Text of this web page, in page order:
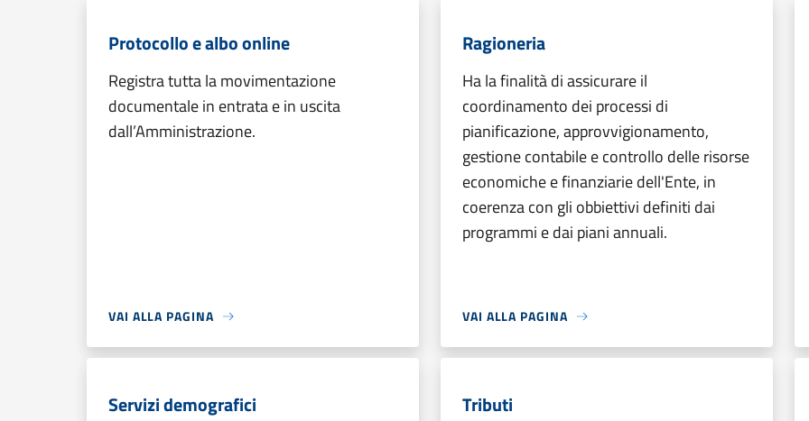
Protocollo e albo online
Registra tutta la movimentazione
documentale in entrata e in uscita
dall’Amministrazione.
VAI ALLA PAGINA
Ragioneria
Ha la finalità di assicurare il
coordinamento dei processi di
pianificazione, approvvigionamento,
gestione contabile e controllo delle risorse
economiche e finanziarie dell'Ente, in
coerenza con gli obbiettivi definiti dai
programmi e dai piani annuali.
VAI ALLA PAGINA
Servizi demografici Tributi